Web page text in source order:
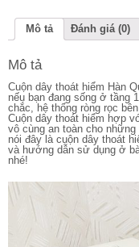
Mô tả Đánh giá (0)
Mô tả
Cuộn dây thoát hiểm Hàn
nếu bạn đang sống ở tầng
chắc, hệ thống ròng rọc
Cuộn dây thoát hiểm hợp
vô cùng an toàn cho
nói đây là cuộn dây thoát
và hướng dẫn sử dụng ở
nhé!